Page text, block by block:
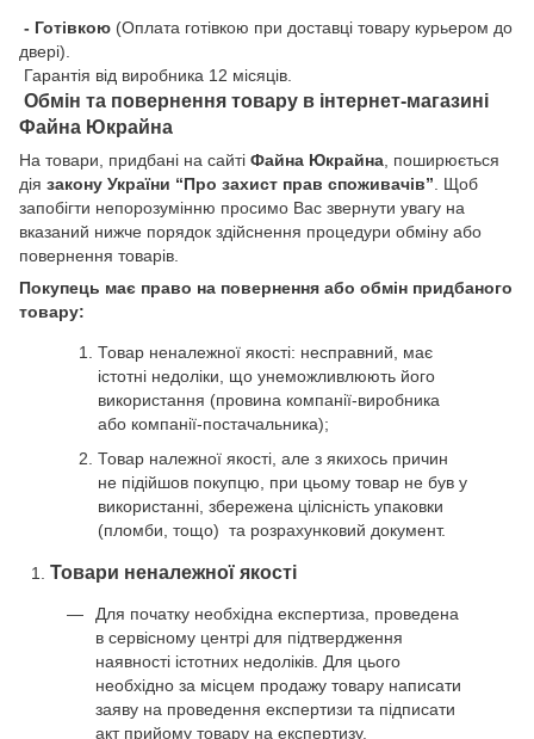
- Готівкою (Оплата готівкою при доставці товару курьером до
двері).
Гарантія від виробника 12 місяців.
Обмін та повернення товару в інтернет-магазині
Файна Юкрайна
На товари, придбані на сайті Файна Юкрайна, поширюється
дія закону України “Про захист прав споживачів”. Щоб
запобігти непорозумінню просимо Вас звернути увагу на
вказаний нижче порядок здійснення процедури обміну або
повернення товарів.
Покупець має право на повернення або обмін придбаного
товару:
Товар неналежної якості: несправний, має
істотні недоліки, що унеможливлюють його
використання (провина компанії-виробника
або компанії-постачальника);
Товар належної якості, але з якихось причин
не підійшов покупцю, при цьому товар не був у
використанні, збережена цілісність упаковки
(пломби, тощо) та розрахунковий документ.
Товари неналежної якості
Для початку необхідна експертиза, проведена
в сервісному центрі для підтвердження
наявності істотних недоліків. Для цього
необхідно за місцем продажу товару написати
заяву на проведення експертизи та підписати
акт прийому товару на експертизу.